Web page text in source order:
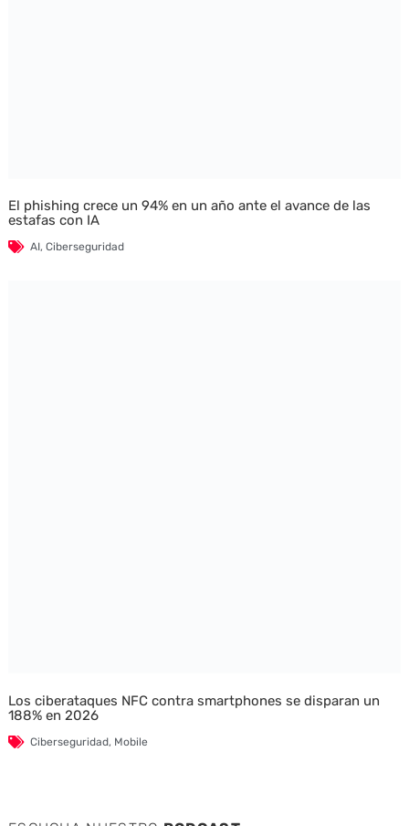
El phishing crece un 94% en un año ante el avance de las
estafas con IA
AI, Ciberseguridad
Los ciberataques NFC contra smartphones se disparan un
188% en 2026
Ciberseguridad, Mobile